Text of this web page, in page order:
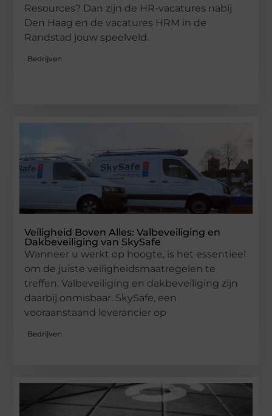
Resources? Dan zijn de HR-vacatures nabij
Den Haag en de vacatures HRM in de
Randstad jouw speelveld.
Bedrijven
Veiligheid Boven Alles: Valbeveiliging en
Dakbeveiliging van SkySafe
Wanneer u werkt op hoogte, is het essentieel
om de juiste veiligheidsmaatregelen te
treffen. Valbeveiliging en dakbeveiliging zijn
daarbij onmisbaar. SkySafe, een
vooraanstaand leverancier op
Bedrijven